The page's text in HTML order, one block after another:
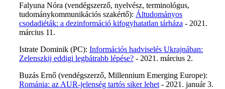
Falyuna Nóra (vendégszerző, nyelvész, terminológus,
tudománykommunikációs szakértő): Áltudományos
csodadiéták: a dezinformáció kifogyhatatlan tárháza - 2021.
március 11.
Istrate Dominik (PC): Információs hadviselés Ukrajnában:
Zelenszkij eddigi legbátrabb lépése? - 2021. március 2.
Buzás Ernő (vendégszerző, Millennium Emerging Europe):
Románia: az AUR-jelenség tartós siker lehet - 2021. január 3.